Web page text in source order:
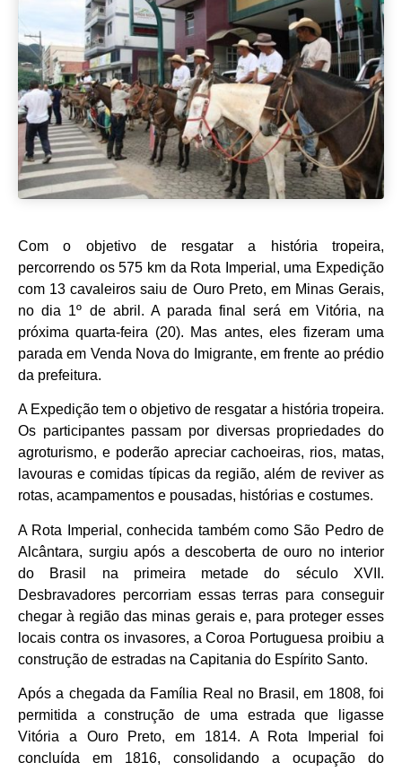
Com o objetivo de resgatar a história tropeira,
percorrendo os 575 km da Rota Imperial, uma Expedição
com 13 cavaleiros saiu de Ouro Preto, em Minas Gerais,
no dia 1º de abril. A parada final será em Vitória, na
próxima quarta-feira (20). Mas antes, eles fizeram uma
parada em Venda Nova do Imigrante, em frente ao prédio
da prefeitura.
A Expedição tem o objetivo de resgatar a história tropeira.
Os participantes passam por diversas propriedades do
agroturismo, e poderão apreciar cachoeiras, rios, matas,
lavouras e comidas típicas da região, além de reviver as
rotas, acampamentos e pousadas, histórias e costumes.
A Rota Imperial, conhecida também como São Pedro de
Alcântara, surgiu após a descoberta de ouro no interior
do Brasil na primeira metade do século XVII.
Desbravadores percorriam essas terras para conseguir
chegar à região das minas gerais e, para proteger esses
locais contra os invasores, a Coroa Portuguesa proibiu a
construção de estradas na Capitania do Espírito Santo.
Após a chegada da Família Real no Brasil, em 1808, foi
permitida a construção de uma estrada que ligasse
Vitória a Ouro Preto, em 1814. A Rota Imperial foi
concluída em 1816, consolidando a ocupação do